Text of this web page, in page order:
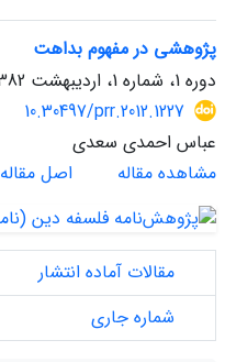
پژوهشی در مفهوم بداهت
دوره 1، شماره 1، اردیبهشت 1382، صفحه
10.30497/prr.2012.1227
عباس احمدی سعدی
مشاهده مقاله
اصل مقاله
مقالات آماده انتشار
شماره جاری